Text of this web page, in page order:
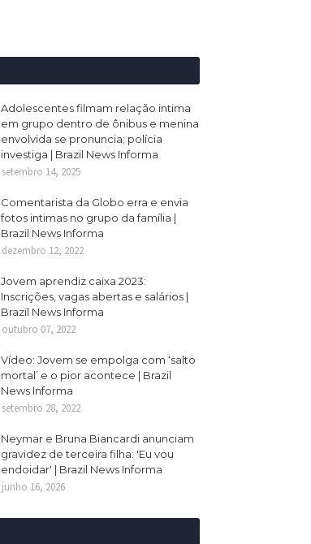
Adolescentes filmam relação intima
em grupo dentro de ônibus e menina
envolvida se pronuncia; polícia
investiga | Brazil News Informa
setembro 14, 2025
Comentarista da Globo erra e envia
fotos intimas no grupo da família |
Brazil News Informa
dezembro 12, 2022
Jovem aprendiz caixa 2023:
Inscrições, vagas abertas e salários |
Brazil News Informa
outubro 07, 2022
Vídeo: Jovem se empolga com ‘salto
mortal’ e o pior acontece | Brazil
News Informa
setembro 28, 2022
Neymar e Bruna Biancardi anunciam
gravidez de terceira filha: 'Eu vou
endoidar' | Brazil News Informa
junho 16, 2026